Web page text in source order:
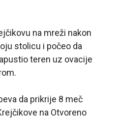
na mreži nakon
stolicu i počeo da
teren uz ovacije
da prikrije 8 meč
na Otvoreno